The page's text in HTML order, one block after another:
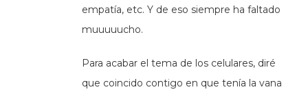
empatía, etc. Y de eso siempre ha faltado
muuuuucho.
Para acabar el tema de los celulares, diré
que coincido contigo en que tenía la vana